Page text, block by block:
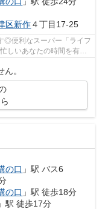
区新作４丁目17-25
◎便利なスーパー「ライフ
しいあなたの時間を有効
。
の口 」駅 バス6
の口 」駅 徒歩18分
」駅 徒歩17分